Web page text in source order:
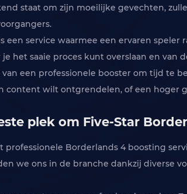
staat om zijn moeilijke gevechten,
een service waarmee een ervaren
het saaie proces kunt overslaan en van
een professionele booster om tijd te
content wilt ontgrendelen, of een hoger
plek om Five-Star
professionele Borderlands 4 boosting
we ons in de branche dankzij diverse